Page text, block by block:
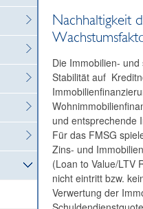
Nachhaltigkeit
Die Immobilien-
Stabilität auf
und entsprechende
Für das FMSG
Zins- und
(Loan to Value/LTV
nicht eintritt bzw.
Verwertung der